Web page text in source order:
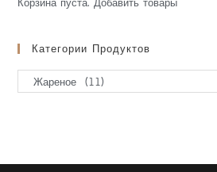
Категории Продуктов